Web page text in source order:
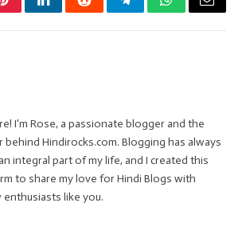
PinterestLinkedInRedditTelegramWhatsApp
Email
I'm Rose, a passionate blogger and the
behind Hindirocks.com. Blogging has always
integral part of my life, and I created this
to share my love for Hindi Blogs with
like you.